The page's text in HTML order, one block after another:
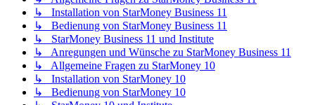
↳ Installation von StarMoney Business 11
↳ Bedienung von StarMoney Business 11
↳ StarMoney Business 11 und Institute
↳ Anregungen und Wünsche zu StarMoney Business 11
↳ Allgemeine Fragen zu StarMoney 10
↳ Installation von StarMoney 10
↳ Bedienung von StarMoney 10